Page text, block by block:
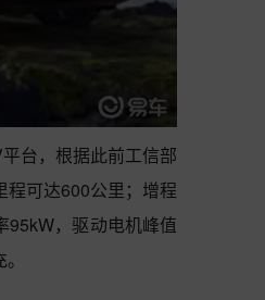
台，根据此前工信部
程可达600公里；增程
95kW，驱动电机峰值